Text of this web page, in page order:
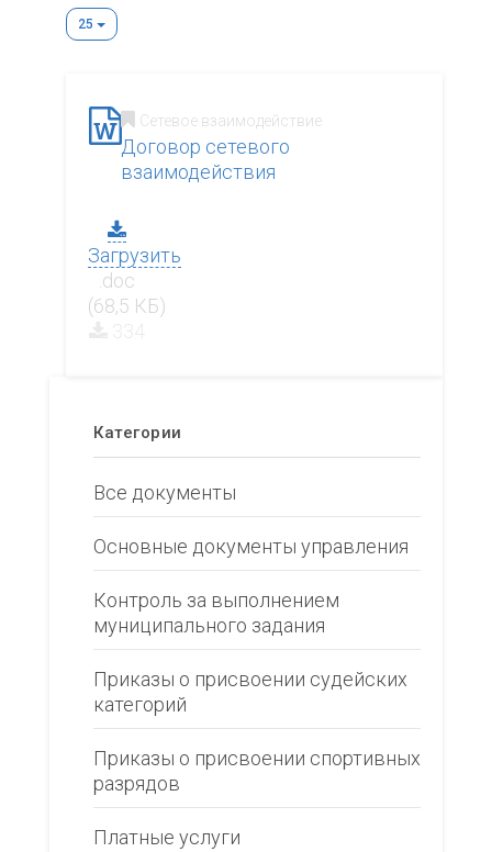
25
Сетевое взаимодействие
Договор сетевого
взаимодействия
Загрузить
.doc
(68,5 КБ)
Категории
Все документы
Основные документы управления
Контроль за выполнением
муниципального задания
Приказы о присвоении судейских
категорий
Приказы о присвоении спортивных
разрядов
Платные услуги